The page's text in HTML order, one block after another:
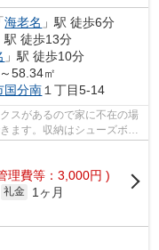
「海老名 」駅 徒歩6分
駅 徒歩13分
」駅 徒歩10分
58.34㎡
国分南 １丁目5-14
スがあるので家に不在の場
ます。収納はシューズボッ
理費等：3,000円 )
礼金 1ヶ月